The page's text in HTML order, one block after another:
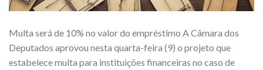
Multa será de 10% no valor do empréstimo A Câmara dos
Deputados aprovou nesta quarta-feira (9) o projeto que
estabelece multa para instituições financeiras no caso de